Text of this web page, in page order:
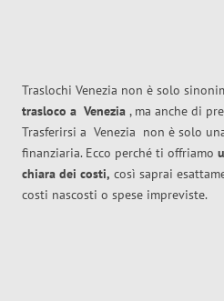
Traslochi Venezia non è solo
trasloco a Venezia , ma anche di
Trasferirsi a Venezia non è solo
finanziaria. Ecco perché ti offriamo
chiara dei costi, così saprai
costi nascosti o spese impreviste.